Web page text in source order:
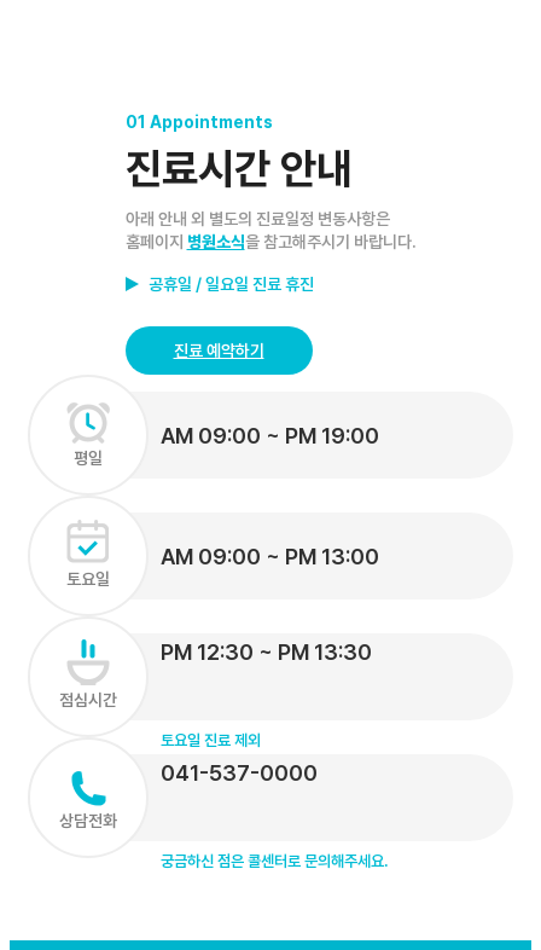
평일
AM 09:00 ~ PM 19:00
토요일
AM 09:00 ~ PM 13:00
점심시간
PM 12:30 ~ PM 13:30
토요일 진료 제외
상담전화
041-537-0000
궁금하신 점은 콜센터로 문의해주세요.
01 Appointments
진료시간 안내
아래 안내 외 별도의 진료일정 변동사항은
홈페이지 병원소식을 참고해주시기 바랍니다.
공휴일 / 일요일 진료 휴진
진료 예약하기